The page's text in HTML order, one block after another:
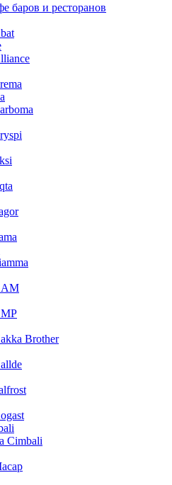
баров и ресторанов
Brother
Cimbali